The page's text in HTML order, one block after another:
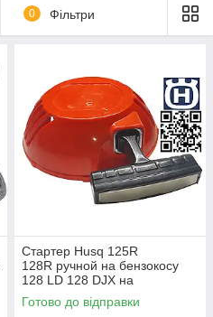
0 Фільтри
Стартер Husq 125R
128R ручной на бензокосу
128 LD 128 DJX на
бензотример 128 LDX 128L
мотокос 128C 579063101
Готово до відправки